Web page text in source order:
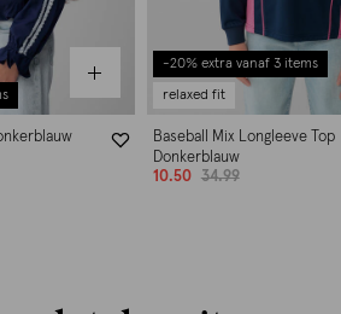
-20% extra vanaf 3 items
relaxed fit
Baseball Mix Longleeve Top
Donkerblauw
10.50
34.99